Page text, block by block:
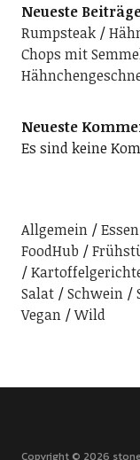
Neueste
Rumpsteak
Chops mit
Neueste
Es sind keine
Allgemein
FoodHub
Salat
Schwein
Vegan
Wild
Copyright © 2026